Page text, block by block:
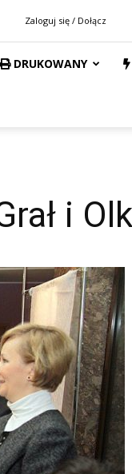
Zaloguj się / Dołącz
DRUKOWANY
i